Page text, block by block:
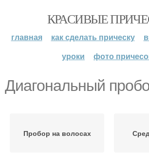
КРАСИВЫЕ
главная как сделать прическу
уроки
фото
Диагональный
Пробор на волосах